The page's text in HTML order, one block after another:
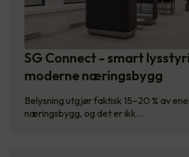
SG Connect - smart
moderne næringsbygg
Belysning utgjør faktisk 15–20 % av
næringsbygg, og det er ikk…